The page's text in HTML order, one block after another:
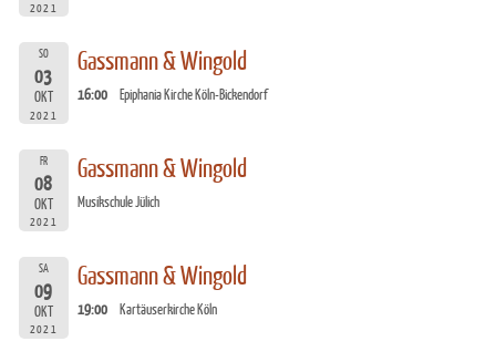
2021
SO
03
OKT
2021
Gassmann & Wingold
16:00 Epiphania Kirche Köln-Bickendorf
FR
08
OKT
2021
Gassmann & Wingold
Musikschule Jülich
SA
09
OKT
2021
Gassmann & Wingold
19:00 Kartäuserkirche Köln